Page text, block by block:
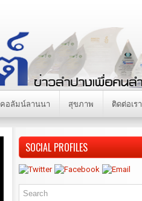
คอลัมน์ลานนา สุขภาพ ติดต่อเรา
SOCIAL PROFILES